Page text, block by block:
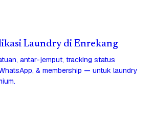
Laundry di Enrekang
antar-jemput, tracking status
& membership — untuk laundry